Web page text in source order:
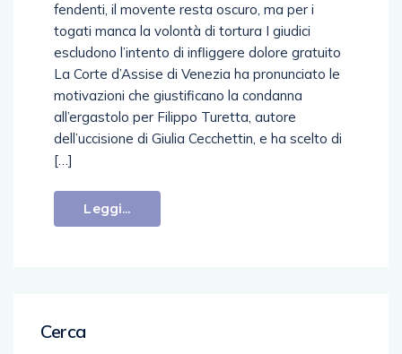
fendenti, il movente resta oscuro, ma per i
togati manca la volontà di tortura I giudici
escludono l’intento di infliggere dolore gratuito
La Corte d’Assise di Venezia ha pronunciato le
motivazioni che giustificano la condanna
all’ergastolo per Filippo Turetta, autore
dell’uccisione di Giulia Cecchettin, e ha scelto di
[…]
Leggi...
Cerca